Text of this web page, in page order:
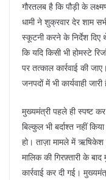
गौरतलब है कि पौड़ी के
धामी ने शुक्रवार देर शाम
स्कूटनी करने के निर्देश दिए
कि यदि किसी भी होमस्टे
पर तत्काल कार्रवाई की
जनपदों में भी कार्यवाही जारी
मुख्यमंत्री पहले ही स्पष्ट
बिल्कुल भी बर्दाश्त नहीं
हो। ताज़ा मामले में ऋषिकेश
मालिक की गिरफ़्तारी के
कार्रवाई कर दी गई।